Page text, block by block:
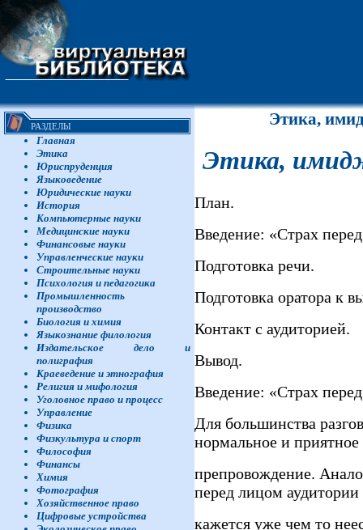
РАЗДЕЛЫ
Главная
Этика
Юриспруденция
Языковедение
Юридические науки
История
Компьютерные науки
Медицинские науки
Финансовые науки
Управленческие науки
Строительные науки
Психология и педагогика
Промышленность
производство
Биология и химия
Языкознание филология
Издательское дело и
полиграфия
Краеведение и этнография
Религия и мифология
Уголовное право и процесс
Управление
Физика
Физкультура и спорт
Философия
Финансы
Химия
Фотография
Хозяйственное право
Цифровые устройства
Этика,
Этика,
План.
Введение: «Страх
Подготовка речи.
Подготовка оратора к
Контакт с аудиторией.
Вывод.
Введение: «Страх
Для большинства
нормальное и приятное
препровождение.
перед лицом аудитории
кажется уже чем то